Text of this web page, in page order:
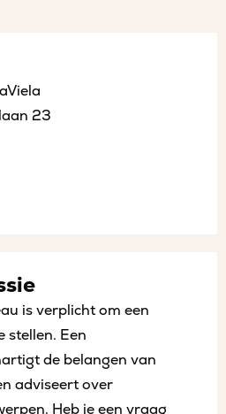
23
is verplicht om een
stellen. Een
de belangen van
adviseert over
Heb je een vraag